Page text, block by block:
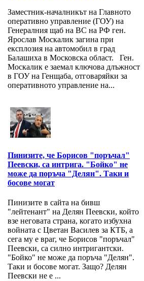
Заместник-началникът на Главното
оперативно управление (ГОУ) на
Генералния щаб на ВС на РФ ген.
Ярослав Москалик загина при
експлозия на автомобил в град
Балашиха в Московска област. Ген.
Москалик е заемал ключова длъжност
в ГОУ на Генщаба, отговаряйки за
оперативното управление на...
Пинизите, че Борисов "поръчал"
Пеевски, са интрига. "Бойко" не
може да поръча "Делян". Таки и
босове могат
Пинизите в сайта на бивш
"лейтенант" на Делян Пеевски, който
взе неговата страна, когато избухна
войната с Цветан Василев за КТБ, а
сега му е враг, че Борисов "поръчал"
Пеевски, са силно интригантски.
"Бойко" не може да поръча "Делян".
Таки и босове могат. Защо? Делян
Пеевски не е ...